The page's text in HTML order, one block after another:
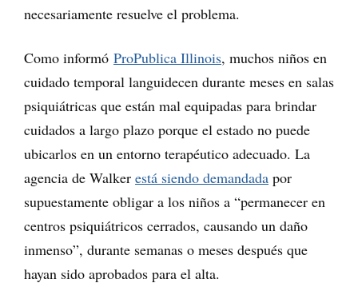
necesariamente resuelve el problema.
Como informó ProPublica Illinois, muchos niños en
cuidado temporal languidecen durante meses en salas
psiquiátricas que están mal equipadas para brindar
cuidados a largo plazo porque el estado no puede
ubicarlos en un entorno terapéutico adecuado. La
agencia de Walker está siendo demandada por
supuestamente obligar a los niños a “permanecer en
centros psiquiátricos cerrados, causando un daño
inmenso”, durante semanas o meses después que
hayan sido aprobados para el alta.